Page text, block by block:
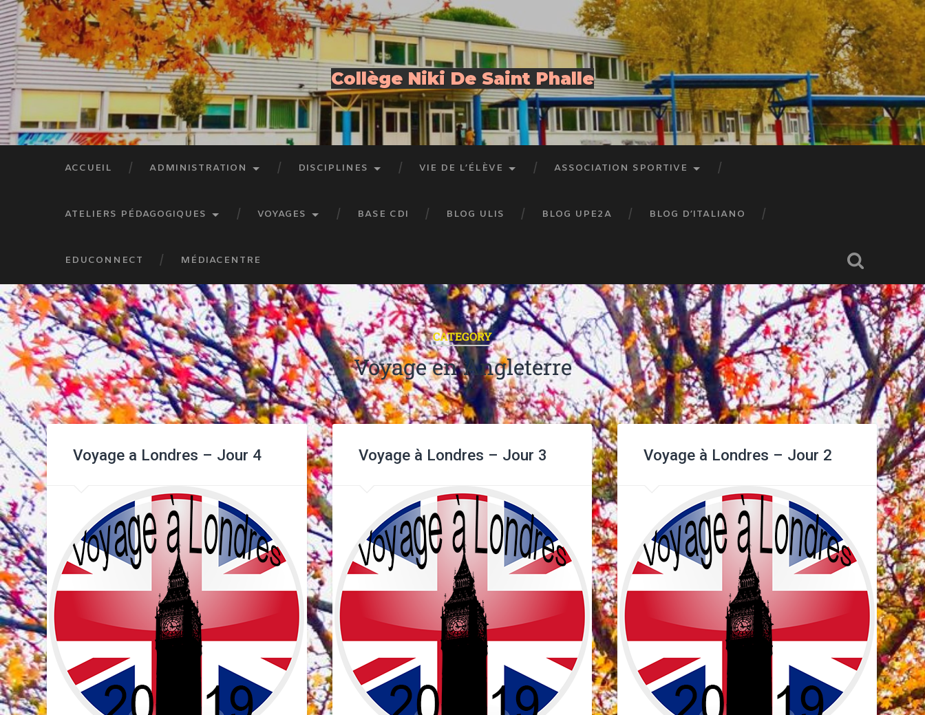
Collège Niki De Saint Phalle
ACCUEIL ADMINISTRATION DISCIPLINES VIE DE L’ÉLÈVE ASSOCIATION SPORTIVE
ATELIERS PÉDAGOGIQUES VOYAGES BASE CDI BLOG ULIS BLOG UPE2A BLOG D’ITALIANO
EDUCONNECT MÉDIACENTRE
CATEGORY
Voyage en Angleterre
Voyage a Londres – Jour 4 Voyage à Londres – Jour 3 Voyage à Londres – Jour 2